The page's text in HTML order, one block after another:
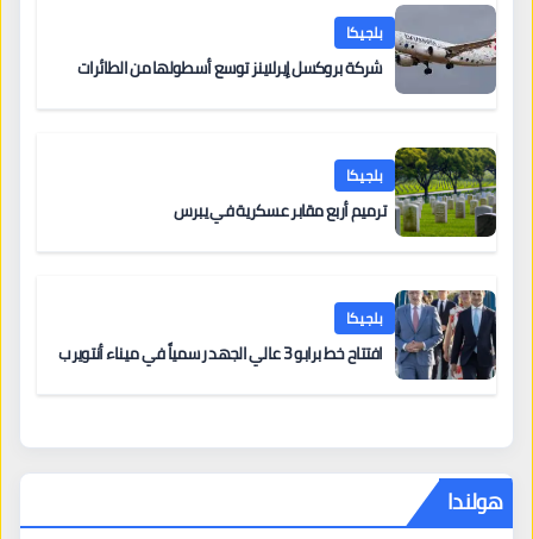
بلجيكا
شركة بروكسل إيرلاينز توسع أسطولها من الطائرات
بلجيكا
ترميم أربع مقابر عسكرية في يبرس
بلجيكا
افتتاح خط برابو 3 عالي الجهد رسمياً في ميناء أنتويرب
هولندا